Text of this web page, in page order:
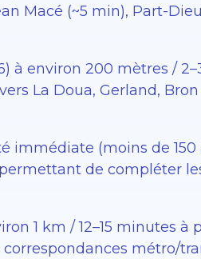
Macé (~5 min), Part-
à environ 200 mètres /
La Doua, Gerland,
immédiate (moins de
de compléter
1 km / 12–15 minutes
correspondances métro/